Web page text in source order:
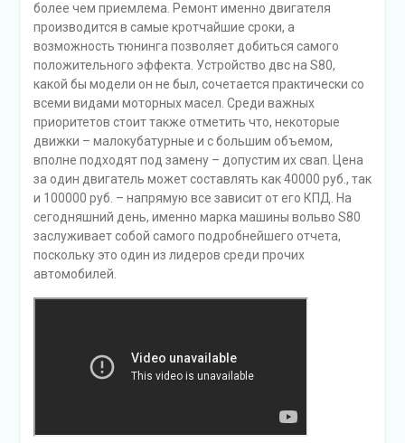
более чем приемлема. Ремонт именно двигателя
производится в самые кротчайшие сроки, а
возможность тюнинга позволяет добиться самого
положительного эффекта. Устройство двс на S80,
какой бы модели он не был, сочетается практически со
всеми видами моторных масел. Среди важных
приоритетов стоит также отметить что, некоторые
движки – малокубатурные и с большим объемом,
вполне подходят под замену – допустим их свап. Цена
за один двигатель может составлять как 40000 руб., так
и 100000 руб. – напрямую все зависит от его КПД. На
сегодняшний день, именно марка машины вольво S80
заслуживает собой самого подробнейшего отчета,
поскольку это один из лидеров среди прочих
автомобилей.